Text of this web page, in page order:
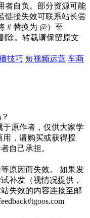
者自负。部分资源可能
链接失效可联系站长尝
# 替换为 @）至
除。转载请保留原文
技巧 短视频运营 车商
原作者，仅供大家学
，请购买或获得授
自己承担。
原因而失效。 如果发
补发（视情况提供，
失效的内容连接至邮